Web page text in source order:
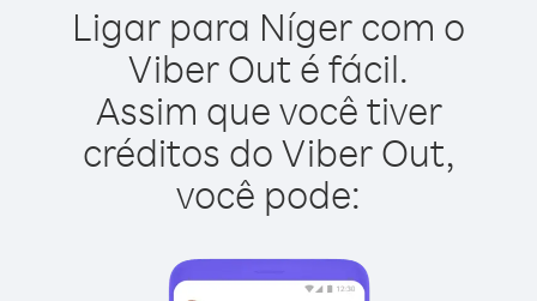
Ligar para Níger com o
Viber Out é fácil.
Assim que você tiver
créditos do Viber Out,
você pode: